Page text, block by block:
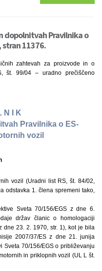
dopolnitvah Pravilnika o
11376.
zahtevah za proizvode in o
št. 99/04 – uradno prečiščeno
N I K
Pravilnika o ES-
vozil
vozil (Uradni list RS, št. 84/02,
odstavka 1. člena spremeni tako,
Sveta 70/156/EGS z dne 6.
držav članic o homologaciji
23. 2. 1970, str. 1), kot je bila
2007/37/ES z dne 21. junija
Sveta 70/156/EGS o približevanju
in priklopnih vozil (UL L št.